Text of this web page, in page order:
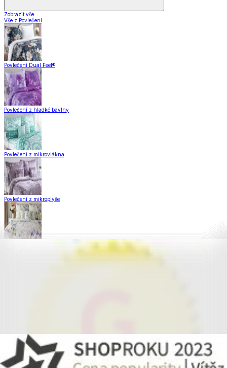
Zobrazit vše
Vše z Povlečení
Povlečení Dual Feel®
Povlečení z hladké bavlny
Povlečení z mikrovlákna
Povlečení z mikroplyše
Krepové povlečení